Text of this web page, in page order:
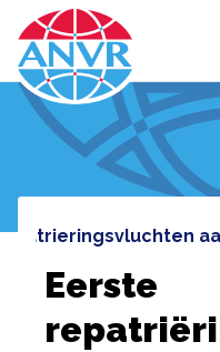
Eerste